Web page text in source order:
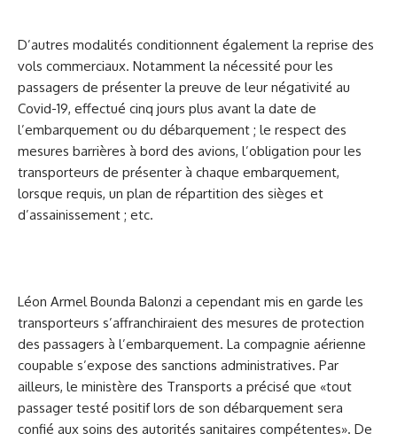
D’autres modalités conditionnent également la reprise des
vols commerciaux. Notamment la nécessité pour les
passagers de présenter la preuve de leur négativité au
Covid-19, effectué cinq jours plus avant la date de
l’embarquement ou du débarquement ; le respect des
mesures barrières à bord des avions, l’obligation pour les
transporteurs de présenter à chaque embarquement,
lorsque requis, un plan de répartition des sièges et
d’assainissement ; etc.
Léon Armel Bounda Balonzi a cependant mis en garde les
transporteurs s’affranchiraient des mesures de protection
des passagers à l’embarquement. La compagnie aérienne
coupable s’expose des sanctions administratives. Par
ailleurs, le ministère des Transports a précisé que «tout
passager testé positif lors de son débarquement sera
confié aux soins des autorités sanitaires compétentes». De